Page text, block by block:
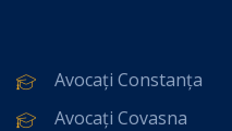
Avocați Constanța
Avocați Covasna